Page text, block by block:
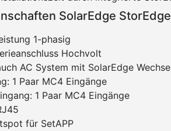
SolarEdge
1-phasig
Hochvolt
AC System mit SolarEdge
1 Paar MC4 Eingänge
1 Paar MC4 Eingänge
für SetAPP